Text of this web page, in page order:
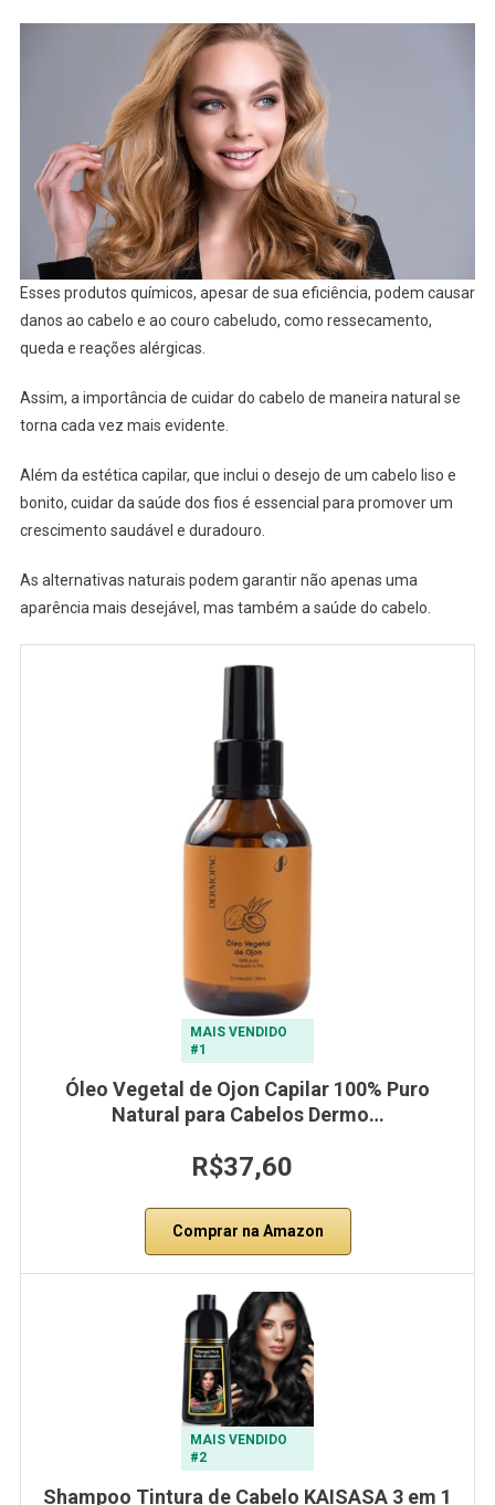
Esses produtos químicos, apesar de sua eficiência, podem causar
danos ao cabelo e ao couro cabeludo, como ressecamento,
queda e reações alérgicas.
Assim, a importância de cuidar do cabelo de maneira natural se
torna cada vez mais evidente.
Além da estética capilar, que inclui o desejo de um cabelo liso e
bonito, cuidar da saúde dos fios é essencial para promover um
crescimento saudável e duradouro.
As alternativas naturais podem garantir não apenas uma
aparência mais desejável, mas também a saúde do cabelo.
MAIS VENDIDO
#1
Óleo Vegetal de Ojon Capilar 100% Puro
Natural para Cabelos Dermo…
R$37,60
Comprar na Amazon
MAIS VENDIDO
#2
Shampoo Tintura de Cabelo KAISASA 3 em 1